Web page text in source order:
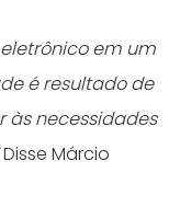
em um
é resultado de
às necessidades
Disse Márcio